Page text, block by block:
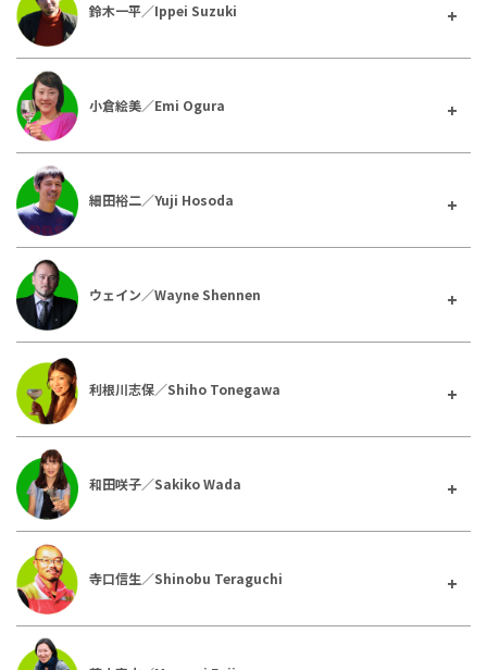
鈴木一平／Ippei Suzuki
小倉絵美／Emi Ogura
細田裕二／Yuji Hosoda
ウェイン／Wayne Shennen
利根川志保／Shiho Tonegawa
和田咲子／Sakiko Wada
寺口信生／Shinobu Teraguchi